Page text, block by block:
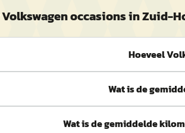
Volkswagenoccasions inZuid-
Hoeveel
Wat is de
Wat is de gemiddelde